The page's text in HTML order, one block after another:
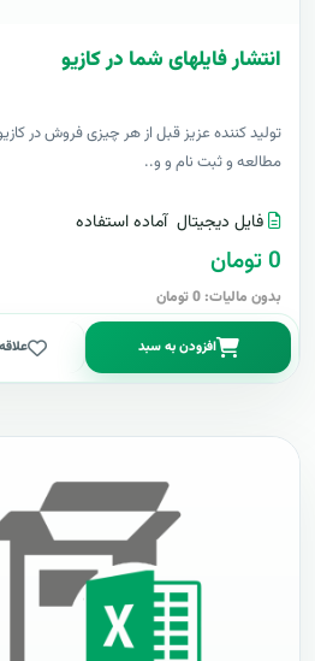
انتشار فایلهای شما در کازیو
توليد کننده عزيز قبل از هر چیزی فروش در
مطالعه و ثبت نام و و..
فایل دیجیتال آماده استفاده
0 تومان
بدون مالیات: 0 تومان
افزودن به سبد